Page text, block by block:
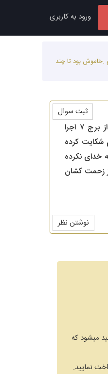
ورود به کاربری
قطع بود و ازش استفاده نمیکردم .خاموش بود تا چند
سلام .همسرم دو هفته هستش که خونه را ترک کرده و خونه پدرش میمونه .من تازه چند روزه که متوجه شدم مهریه ۵۰۰سکه ایشو از برج ۷ اجرا
شکایت کرده
خدای نکرده
زحمت کشان
نوشتن نظر
ثبت سوال
میشود که
نمایید.